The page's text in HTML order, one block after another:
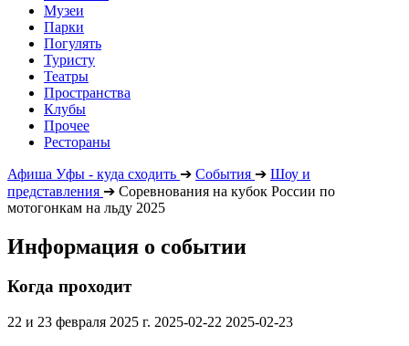
Музеи
Парки
Погулять
Туристу
Театры
Пространства
Клубы
Прочее
Рестораны
Афиша Уфы - куда сходить ➔ События ➔ Шоу и
представления ➔ Соревнования на кубок России по
мотогонкам на льду 2025
Информация о событии
Когда проходит
22 и 23 февраля 2025 г. 2025-02-22 2025-02-23